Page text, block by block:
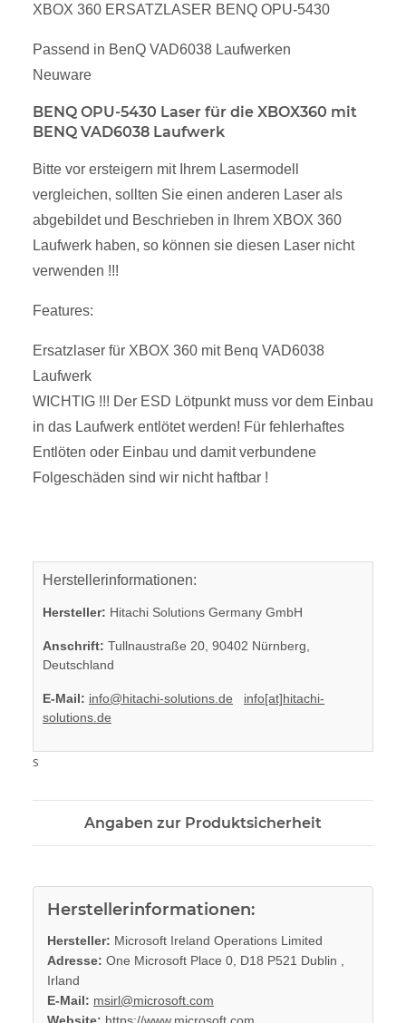
XBOX 360 ERSATZLASER BENQ OPU-5430
Passend in BenQ VAD6038 Laufwerken
Neuware
BENQ OPU-5430 Laser für die XBOX360 mit
BENQ VAD6038 Laufwerk
Bitte vor ersteigern mit Ihrem Lasermodell
vergleichen, sollten Sie einen anderen Laser als
abgebildet und Beschrieben in Ihrem XBOX 360
Laufwerk haben, so können sie diesen Laser nicht
verwenden !!!
Features:
Ersatzlaser für XBOX 360 mit Benq VAD6038
Laufwerk
WICHTIG !!! Der ESD Lötpunkt muss vor dem Einbau
in das Laufwerk entlötet werden! Für fehlerhaftes
Entlöten oder Einbau und damit verbundene
Folgeschäden sind wir nicht haftbar !
Herstellerinformationen:
Hersteller: Hitachi Solutions Germany GmbH
Anschrift: Tullnaustraße 20, 90402 Nürnberg,
Deutschland
E-Mail: info@hitachi-solutions.de
info[at]hitachi-
solutions.de
s
Angaben zur Produktsicherheit
Herstellerinformationen:
Hersteller: Microsoft Ireland Operations Limited
Adresse: One Microsoft Place 0, D18 P521 Dublin ,
Irland
E-Mail: msirl@microsoft.com